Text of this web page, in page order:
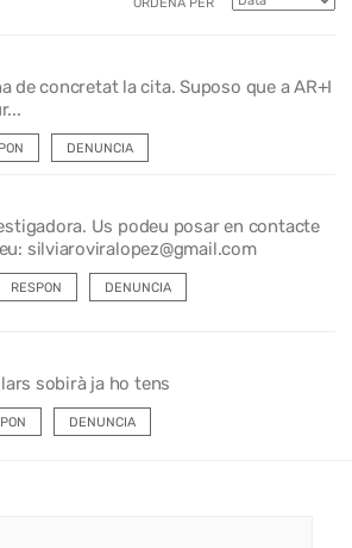
de concretat la cita. Suposo que a AR+I
DENUNCIA
Us podeu posar en contacte
silviaroviralopez@gmail.com
RESPON DENUNCIA
sobirà ja ho tens
DENUNCIA